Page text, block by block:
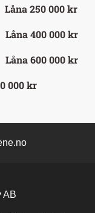
Låna 250 000 kr
Låna 400 000 kr
Låna 600 000 kr
000 kr
AB